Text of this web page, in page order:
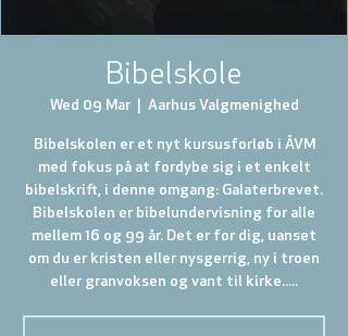
Bibelskole
Wed 09 Mar
  |
Aarhus Valgmenighed
Bibelskolen er et nyt kursusforløb i ÅVM
med fokus på at fordybe sig i et enkelt
bibelskrift, i denne omgang: Galaterbrevet.
Bibelskolen er bibelundervisning for alle
mellem 16 og 99 år. Det er for dig, uanset
om du er kristen eller nysgerrig, ny i troen
eller granvoksen og vant til kirke.....